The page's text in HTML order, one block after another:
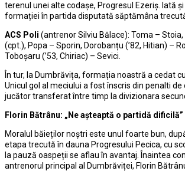
terenul unei alte codașe, Progresul Ezeriș. Iată
formației în partida disputată săptămâna
ACS Poli (antrenor Silviu Bălace): Toma –
(cpt.), Popa – Sporin, Dorobanțu (’82, Hitian) –
Toboșaru (’53, Chiriac) – Sevici.
În tur, la Dumbrăvița, formația noastră a cedat
Unicul gol al meciului a fost înscris din penalti de
jucător transferat între timp la divizionara
Florin Bătrânu: „Ne așteaptă o partidă dificilă”
Moralul băieților noștri este unul foarte bun,
etapa trecută în dauna Progresului Pecica, cu
la pauză oaspeții se aflau în avantaj. Înaintea
antrenorul principal al Dumbrăviței, Florin